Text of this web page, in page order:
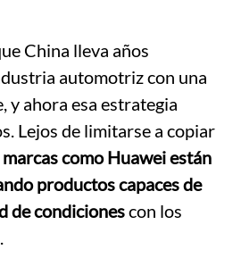
China lleva años
automotriz con una
y ahora esa estrategia
Lejos de limitarse a copiar
marcas como Huawei están
productos capaces de
de condicionescon los